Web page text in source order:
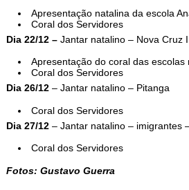
Apresentação natalina da escola
Coral dos Servidores
Dia 22/12 – Jantar natalino – Nova Cruz I
Apresentação do coral das escolas
Coral dos Servidores
Dia 26/12 – Jantar natalino – Pitanga
Coral dos Servidores
Dia 27/12– Jantar natalino – imigrantes
Coral dos Servidores
Fotos: Gustavo Guerra